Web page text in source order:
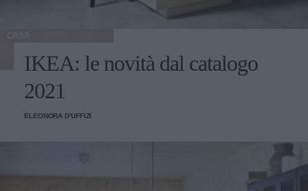
IKEA: le novità dal catalogo
2021
ELEONORA D'UFFIZI